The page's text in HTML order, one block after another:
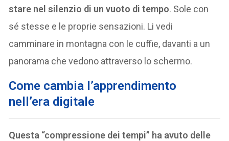
stare nel silenzio di un vuoto di tempo. Sole con
sé stesse e le proprie sensazioni. Li vedi
camminare in montagna con le cuffie, davanti a un
panorama che vedono attraverso lo schermo.
Come cambia l’apprendimento
nell’era digitale
Questa “compressione dei tempi” ha avuto delle